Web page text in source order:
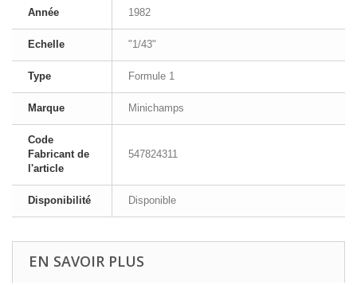
Année 1982
Echelle "1/43"
Type Formule 1
Marque Minichamps
Code
Fabricant de
l'article
547824311
Disponibilité Disponible
EN SAVOIR PLUS